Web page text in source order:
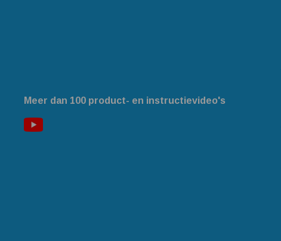
Meer dan 100 product- en instructievideo's